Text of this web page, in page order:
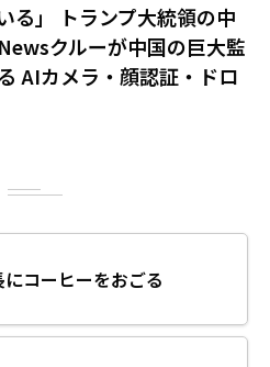
る」 トランプ大統領の中
クルーが中国の巨大監
AIカメラ・顔認証・ドロ
コーヒーをおごる